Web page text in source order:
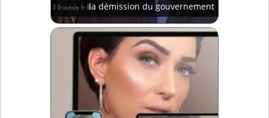
la démission du gouvernement